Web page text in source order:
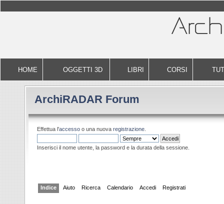
HOME OGGETTI 3D LIBRI CORSI
ArchiRADAR Forum
Effettua l'accesso o una nuova registrazione.
Inserisci il nome utente, la password e la durata della sessione.
Indice Aiuto Ricerca Calendario Accedi Registrati